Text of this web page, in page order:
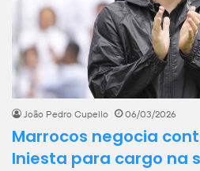
João Pedro Cupello 06/03/2026
Marrocos negocia
Iniesta para cargo na